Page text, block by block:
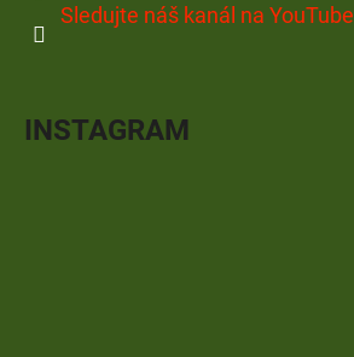
Sledujte náš kanál na YouTube
INSTAGRAM